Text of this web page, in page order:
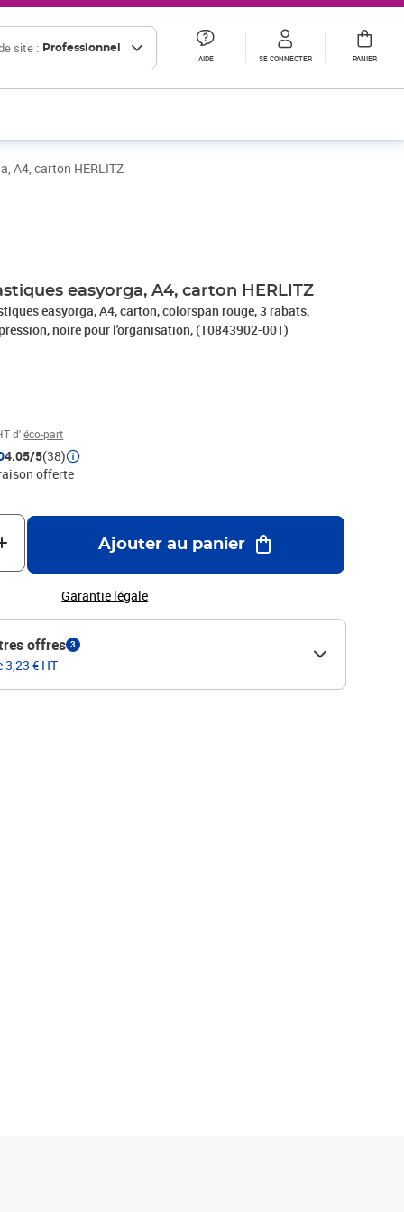
site : Professionnel
AIDE SE CONNECTER PANIER
A4, carton HERLITZ
easyorga, A4, carton HERLITZ
easyorga, A4, carton, colorspan rouge, 3 rabats,
noire pour l'organisation, (10843902-001)
d'éco-part
4.05/5(38)
offerte
Ajouter au panier
Garantie légale
offres 3
3,23 € HT